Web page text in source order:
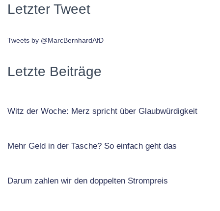
Letzter Tweet
Tweets by @MarcBernhardAfD
Letzte Beiträge
Witz der Woche: Merz spricht über Glaubwürdigkeit
Mehr Geld in der Tasche? So einfach geht das
Darum zahlen wir den doppelten Strompreis